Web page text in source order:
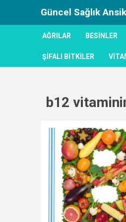
Güncel Sağlık
AĞRILAR BESINLER
ŞIFALI BITKILER
b12